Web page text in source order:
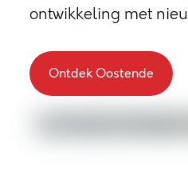
ontwikkeling met
Ontdek Oostende